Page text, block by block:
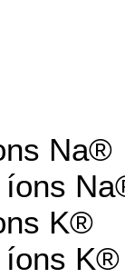
Na®
íons
K®
íons K®